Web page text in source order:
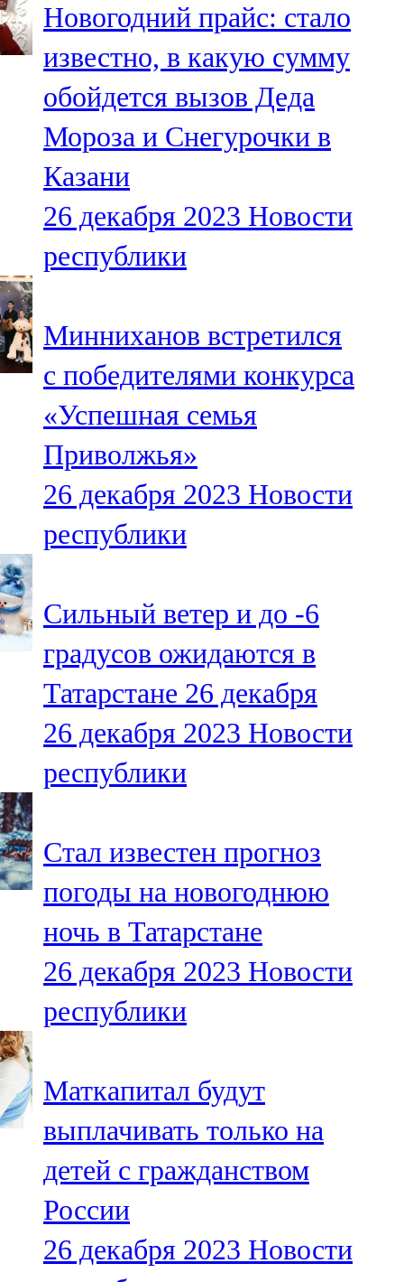
102,1 FM
Мамадыш
106,2 FM
Минзәлә
107,3 FM
Мөслим
100,0 FM
104,7 FM
Олы Әтнә
71,42 FM
Сарман
107,8 FM
Теләче
Түбән Кама
102,6 FM
Чирмешән
107,7 FM
Чистай
Чүпрәле
91,0 FM
Шәмәрдән
102,3 FM
Яңа чишмә
Яр Чаллы
105,5 FM
Новогодний прайс: стало
известно, в какую сумму
обойдется вызов Деда
Мороза и Снегурочки в
Казани
26 декабря 2023 Новости
республики
Минниханов встретился
с победителями конкурса
«Успешная семья
Приволжья»
26 декабря 2023 Новости
республики
Сильный ветер и до -6
градусов ожидаются в
Татарстане 26 декабря
26 декабря 2023 Новости
республики
Стал известен прогноз
погоды на новогоднюю
ночь в Татарстане
26 декабря 2023 Новости
республики
Маткапитал будут
выплачивать только на
детей с гражданством
России
26 декабря 2023 Новости